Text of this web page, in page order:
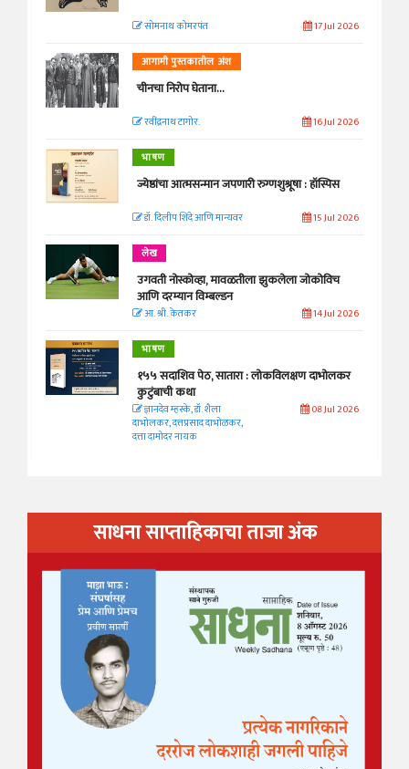
सोमनाथ कोमरपंत 17 Jul 2026
आगामी पुस्तकातील अंश
चीनचा निरोप घेताना...
रवींद्रनाथ टागोर. 16 Jul 2026
भाषण
ज्येष्ठांचा आत्मसन्मान जपणारी रुग्णशुश्रूषा : हॉस्पिस
डॉ. दिलीप शिंदे आणि मान्यवर 15 Jul 2026
लेख
उगवती नोस्कोव्हा, मावळतीला झुकलेला जोकोविच
आणि दरम्यान विम्बल्डन
आ. श्री. केतकर 14 Jul 2026
भाषण
१५५ सदाशिव पेठ, सातारा : लोकविलक्षण दाभोलकर
कुटुंबाची कथा
ज्ञानदेव म्हस्के, डॉ. शैला
दाभोलकर, दत्तप्रसाद दाभोळकर,
दत्ता दामोदर नायक
08 Jul 2026
साधना साप्ताहिकाचा ताजा अंक